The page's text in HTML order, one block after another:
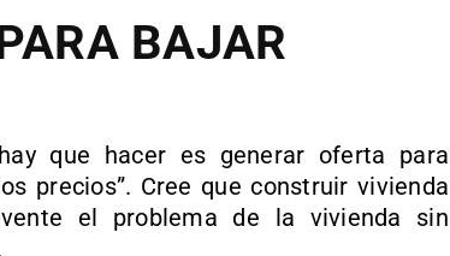
BAJAR
que hacer es generar oferta para
precios”. Cree que construir vivienda
el problema de la vivienda sin